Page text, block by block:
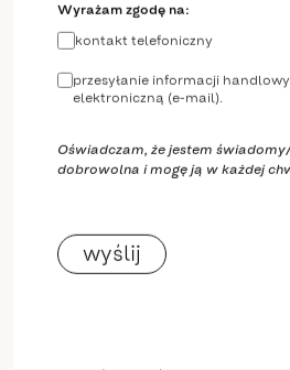
Wyrażam zgodę na:
kontakt telefoniczny
przesyłanie informacji
elektroniczną (e-mail).
Oświadczam, że jestem
dobrowolna i mogę ją w każdej